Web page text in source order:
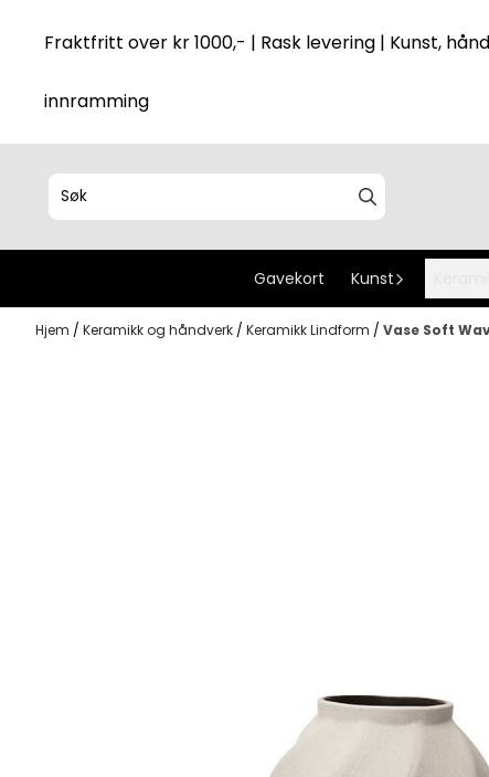
Fraktfritt over kr 1000,- | Rask levering | Kunst,
innramming
Gavekort Kunst
Hjem / Keramikk og håndverk / Keramikk Lindform / Vase Soft